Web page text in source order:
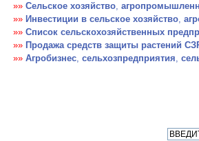
»» Сельское хозяйство,
»» Инвестиции в сельское хозяйство,
»» Список сельскохозяйственных
»» Продажа средств защиты растений
»» Агробизнес, сельхозпредприятия,